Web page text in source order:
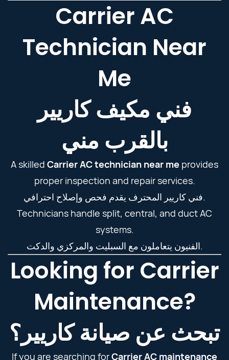
Carrier AC
Technician Near
Me
فني مكيف كاريير
بالقرب مني
A skilled Carrier AC technician near me provides
proper inspection and repair services.
فني كاريير المحترف يقدم فحص وإصلاح احترافي.
Technicians handle split, central, and duct AC
systems.
الفنيون يتعاملون مع السبليت والمركزي والدكت.
Looking for Carrier
Maintenance?
تبحث عن صيانة كاريير؟
If you are searching forCarrier AC maintenance